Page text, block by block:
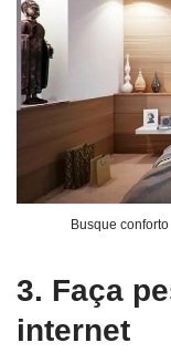
Busque
3. Faça
internet